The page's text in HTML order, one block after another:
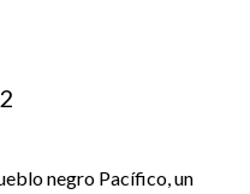
negro Pacífico, un